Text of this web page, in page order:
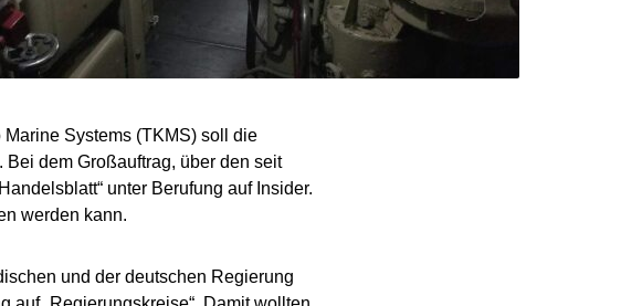
Systems (TKMS) soll die
dem Großauftrag, über den seit
unter Berufung auf Insider.
werden kann.
und der deutschen Regierung